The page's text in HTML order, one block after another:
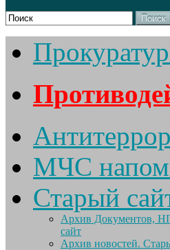
Поиск
МЧС
Старый
Архив Документов,
сайт
Архив новостей.